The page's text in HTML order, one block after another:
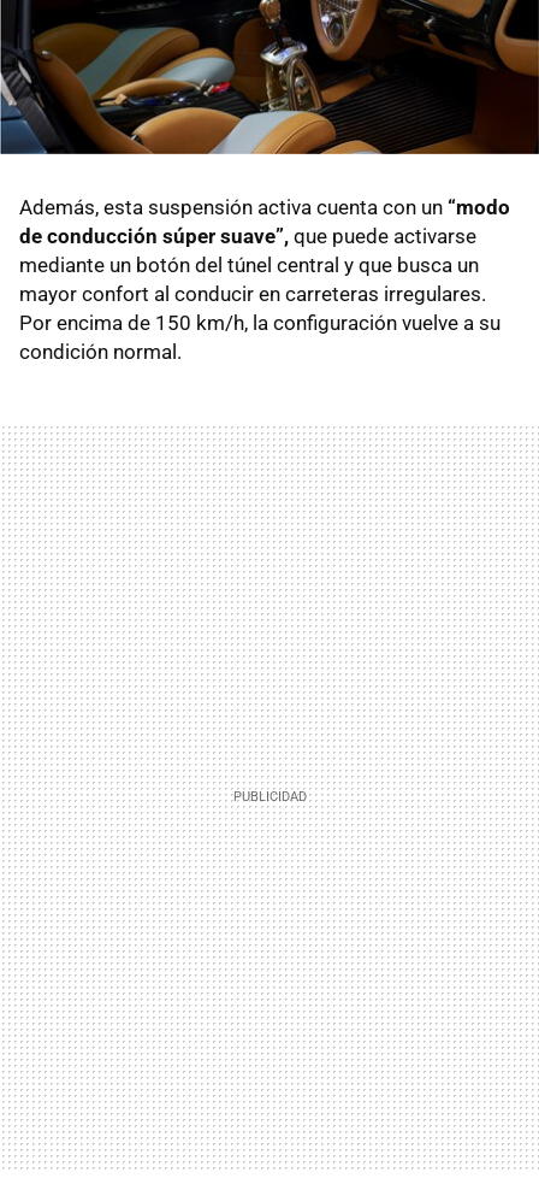
Además, esta suspensión activa cuenta con un “modo
de conducción súper suave”, que puede activarse
mediante un botón del túnel central y que busca un
mayor confort al conducir en carreteras irregulares.
Por encima de 150 km/h, la configuración vuelve a su
condición normal.